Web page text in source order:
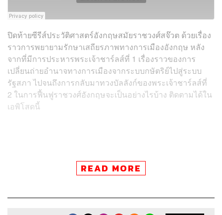
ปิดท้ายซีรีส์ประวัติศาสตร์อังกฤษสมัยราชวงศ์สจ๊วต ด้วยเรื่อง
ราวการพยายามรักษาเสถียรภาพทางการเมืองอังกฤษ หลัง
จากที่มีการประหารพระเจ้าชาร์ลส์ที่ 1 เรื่องราวของการ
เปลี่ยนถ่ายอำนาจทางการเมืองจากระบบกษัตริย์ไปสู่ระบบ
รัฐสภา ไปจนถึงการกลับมาทวงบัลลังก์ของพระเจ้าชาร์ลส์ที่
2 ในการฟื้นฟูราชวงศ์อังกฤษจะเป็นอย่างไรบ้าง ติดตามได้ใน
เอพิโสดนี้
ติดตาม 8 Minutes History
ผ่านแอปพลิเคชันต่างๆ ที่คุณสะดวก
READ MORE